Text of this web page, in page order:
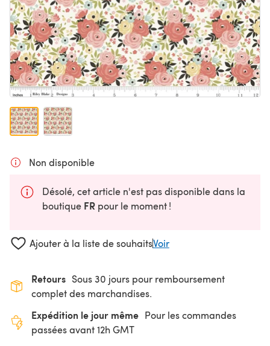
Non disponible
Désolé, cet article n'est pas disponible dans la
boutique FR pour le moment !
Ajouter à la liste de souhaitsVoir
Retours Sous 30 jours pour remboursement
complet des marchandises.
Expédition le jour même Pour les commandes
passées avant 12h GMT